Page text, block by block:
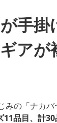
手掛
アが
の「ナカ
11品目、計